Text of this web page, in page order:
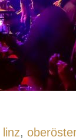
linz,